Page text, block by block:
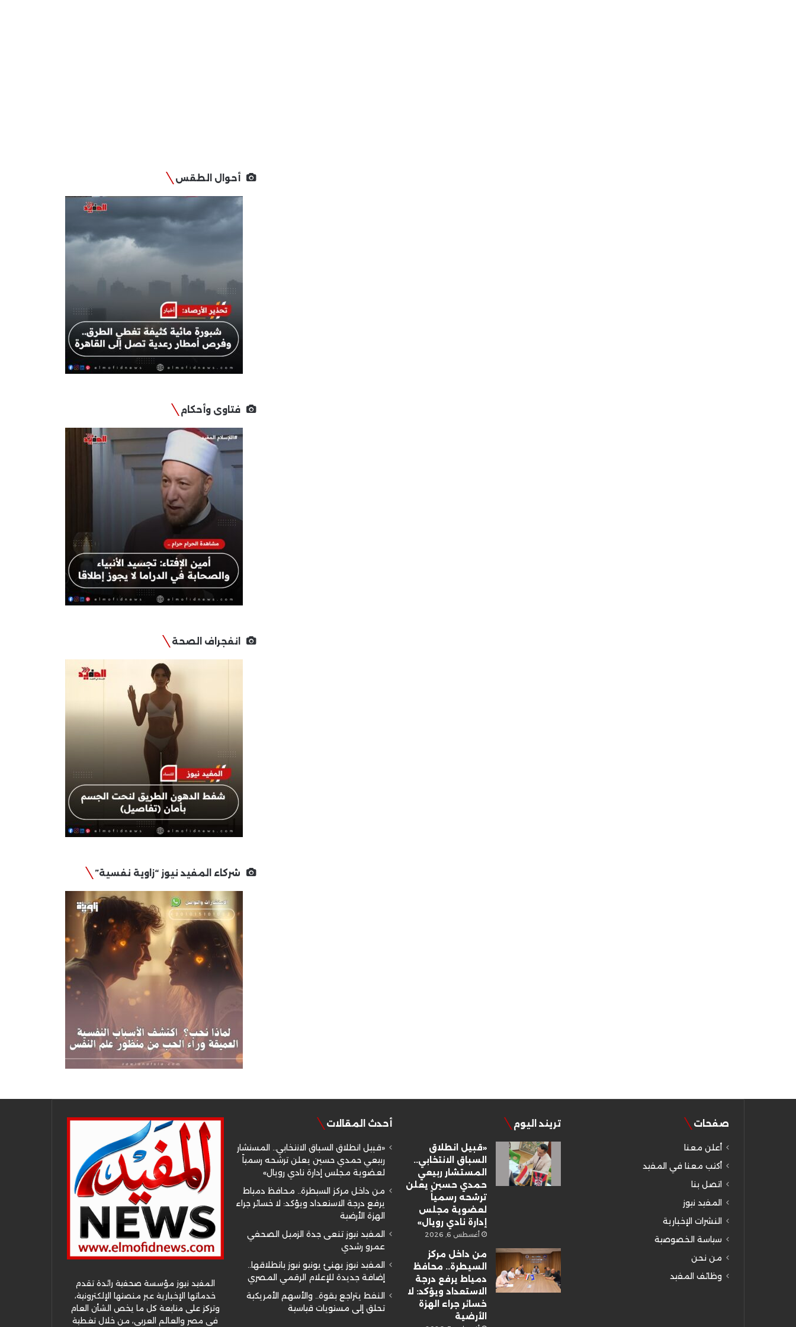
أحوال الطقس
فتاوى وأحكام
انفجراف الصحة
شركاء المفيد نيوز “زاوية نفسية”
صفحات
أعلن معنا
أكتب معنا في المفيد
اتصل بنا
المفيد نيوز
النشرات الإخبارية
سياسة الخصوصية
من نحن
وظائف المفيد
تريند اليوم
«قبيل انطلاق
السباق الانتخابي..
المستشار ربيعي
حمدي حسين يعلن
ترشحه رسمياً
لعضوية مجلس
إدارة نادي رويال»
أغسطس 6, 2026
من داخل مركز
السيطرة.. محافظ
دمياط يرفع درجة
الاستعداد ويؤكد: لا
خسائر جراء الهزة
الأرضية
أحدث المقالات
«قبيل انطلاق السباق الانتخابي.. المستشار
ربيعي حمدي حسين يعلن ترشحه رسمياً
لعضوية مجلس إدارة نادي رويال»
من داخل مركز السيطرة.. محافظ دمياط
يرفع درجة الاستعداد ويؤكد: لا خسائر جراء
الهزة الأرضية
المفيد نيوز تنعى جدة الزميل الصحفي
عمرو رشدي
المفيد نيوز يهنئ يونيو نيوز بانطلاقها..
إضافة جديدة للإعلام الرقمي المصري
النفط يتراجع بقوة.. والأسهم الأمريكية
تحلق إلى مستويات قياسية
المفيد نيوز مؤسسة صحفية رائدة تقدم
خدماتها الإخبارية عبر منصتها الإلكترونية،
وتركز على متابعة كل ما يخص الشأن العام
في مصر والعالم العربي، من خلال تغطية